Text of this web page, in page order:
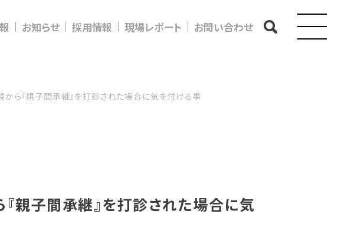
お知らせ 採用情報 現場レポート お問い合わせ
から『親子間承継』を打診された場合に気を付ける事
親子間承継』を打診された場合に気